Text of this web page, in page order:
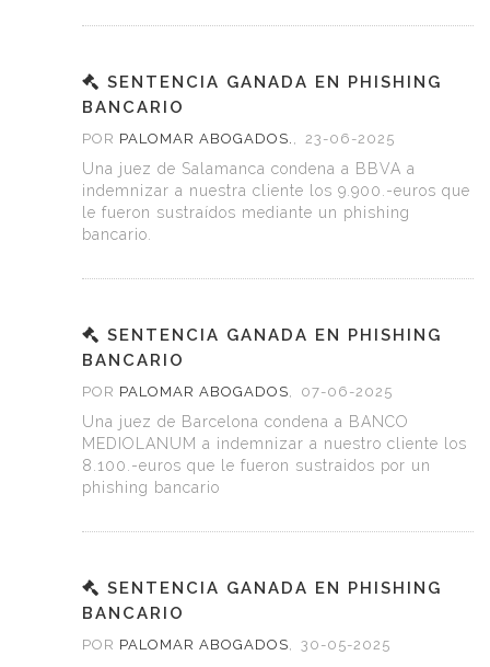
SENTENCIA GANADA EN PHISHING
BANCARIO
POR PALOMAR ABOGADOS. , 23-06-2025
Una juez de Salamanca condena a BBVA a
indemnizar a nuestra cliente los 9.900.-euros que
le fueron sustraídos mediante un phishing
bancario.
SENTENCIA GANADA EN PHISHING
BANCARIO
POR PALOMAR ABOGADOS, 07-06-2025
Una juez de Barcelona condena a BANCO
MEDIOLANUM a indemnizar a nuestro cliente los
8.100.-euros que le fueron sustraidos por un
phishing bancario
SENTENCIA GANADA EN PHISHING
BANCARIO
POR PALOMAR ABOGADOS, 30-05-2025